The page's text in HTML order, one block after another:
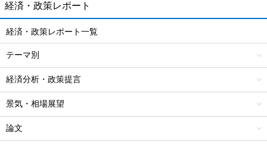
経済・政策レポート
経済・政策レポート一覧
テーマ別
経済分析・政策提言
景気・相場展望
論文